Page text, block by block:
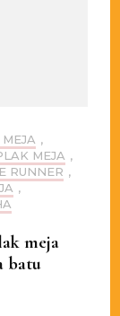
,
MEJA ,
RUNNER ,
,
meja
batu